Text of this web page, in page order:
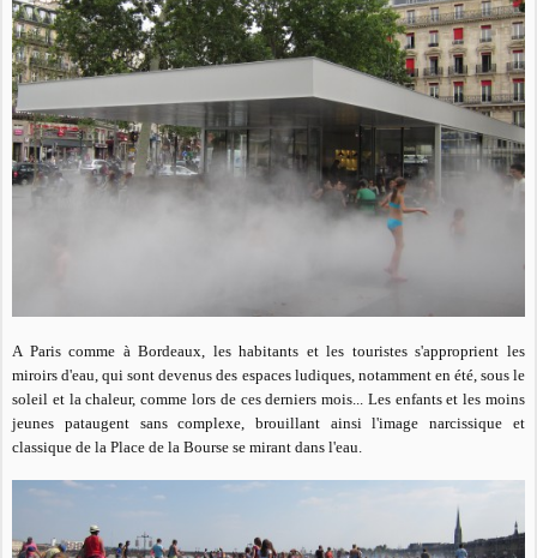
A Paris comme à Bordeaux, les habitants et les touristes s'approprient les
miroirs d'eau, qui sont devenus des espaces ludiques, notamment en été, sous le
soleil et la chaleur, comme lors de ces derniers mois... Les enfants et les moins
jeunes pataugent sans complexe, brouillant ainsi l'image narcissique et
classique de la Place de la Bourse se mirant dans l'eau.